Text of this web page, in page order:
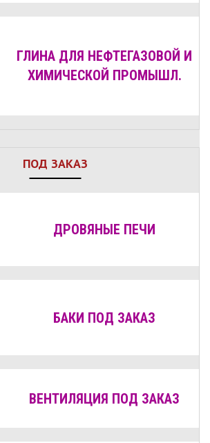
ГЛИНА ДЛЯ НЕФТЕГАЗОВОЙ И
ХИМИЧЕСКОЙ ПРОМЫШЛ.
ПОД ЗАКАЗ
ДРОВЯНЫЕ ПЕЧИ
БАКИ ПОД ЗАКАЗ
ВЕНТИЛЯЦИЯ ПОД ЗАКАЗ